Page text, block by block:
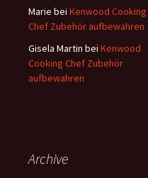
Marie bei Kenwood Cooking
Chef Zubehör aufbewahren
Gisela Martin bei Kenwood
Cooking Chef Zubehör
aufbewahren
Archive